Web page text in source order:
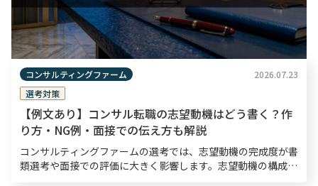
コンサルティングファーム
2026.07.23
選考対策
【例文あり】コンサル転職の志望動機はどう書く？作
り方・NG例・面接での伝え方も解説
コンサルティングファームの選考では、志望動機の完成度が書
類選考や面接での評価に大きく影響します。志望動機の構成・